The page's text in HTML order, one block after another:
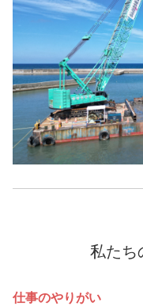
私たち
仕事のやりがい